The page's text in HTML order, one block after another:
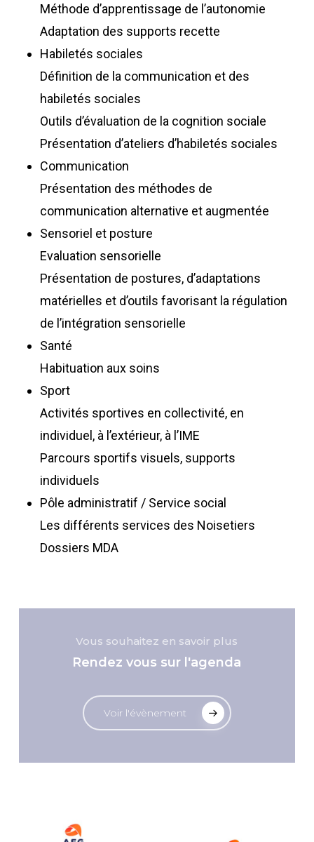
Méthode d’apprentissage de l’autonomie
Adaptation des supports recette
Habiletés sociales
Définition de la communication et des
habiletés sociales
Outils d’évaluation de la cognition sociale
Présentation d’ateliers d’habiletés sociales
Communication
Présentation des méthodes de
communication alternative et augmentée
Sensoriel et posture
Evaluation sensorielle
Présentation de postures, d’adaptations
matérielles et d’outils favorisant la régulation
de l’intégration sensorielle
Santé
Habituation aux soins
Sport
Activités sportives en collectivité, en
individuel, à l’extérieur, à l’IME
Parcours sportifs visuels, supports
individuels
Pôle administratif / Service social
Les différents services des Noisetiers
Dossiers MDA
Vous souhaitez en savoir plus
Rendez vous sur l'agenda
Voir l'évènement